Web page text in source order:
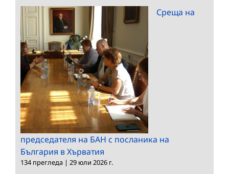
Среща на
председателя на БАН с посланика на
България в Хърватия
134 прегледа | 29 юли 2026 г.